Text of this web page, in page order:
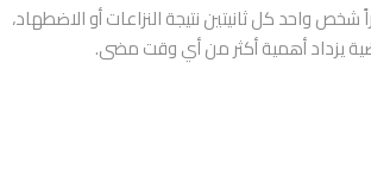
واحد كل ثانيتين نتيجة النزاعات أو الاضطهاد،
يزداد أهمية أكثر من أي وقت مضى.